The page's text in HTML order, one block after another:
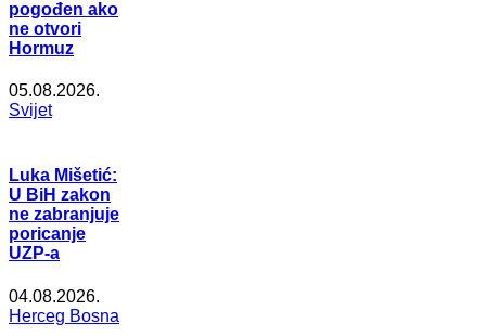
pogođen ako
ne otvori
Hormuz
05.08.2026.
Svijet
Luka Mišetić:
U BiH zakon
ne zabranjuje
poricanje
UZP-a
04.08.2026.
Herceg Bosna